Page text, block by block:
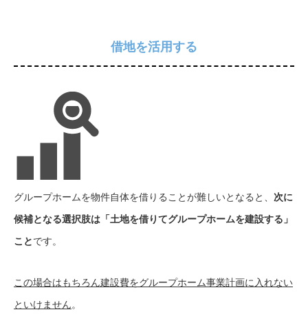
借地を活用する
グループホームを物件自体を借りることが難しいとなると、 次に
候補となる選択肢は「土地を借りてグループホームを建設する」
ことです。
この場合はもちろん建設費をグループホーム事業計画に入れない
といけません。